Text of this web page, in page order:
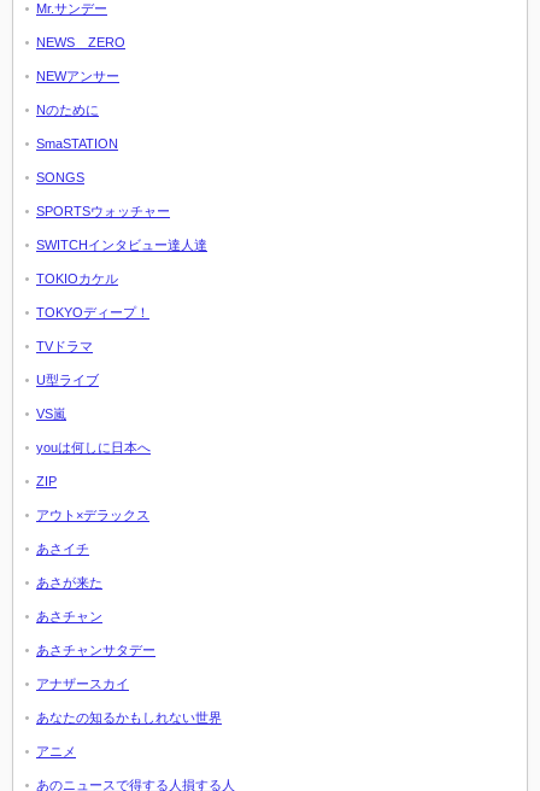
Mr.サンデー
NEWS ZERO
NEWアンサー
Nのために
SmaSTATION
SONGS
SPORTSウォッチャー
SWITCHインタビュー達人達
TOKIOカケル
TOKYOディープ！
TVドラマ
U型ライブ
VS嵐
youは何しに日本へ
ZIP
アウト×デラックス
あさイチ
あさが来た
あさチャン
あさチャンサタデー
アナザースカイ
あなたの知るかもしれない世界
アニメ
あのニュースで得する人損する人